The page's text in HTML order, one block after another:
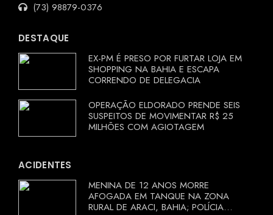
(73) 98879-0376
DESTAQUE
EX-PM É PRESO POR FURTAR LOJA EM
SHOPPING NA BAHIA E ESCAPA
CORRENDO DE DELEGACIA
OPERAÇÃO ELDORADO PRENDE SEIS
SUSPEITOS DE MOVIMENTAR R$ 25
MILHÕES COM AGIOTAGEM
ACIDENTES
MENINA DE 12 ANOS MORRE
AFOGADA EM TANQUE NA ZONA
RURAL DE ARACI, BAHIA; POLÍCIA